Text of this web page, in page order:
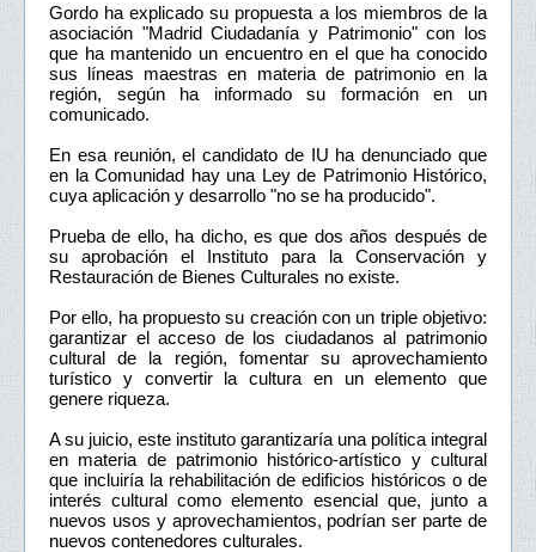
Gordo ha explicado su propuesta a los miembros de la
asociación "Madrid Ciudadanía y Patrimonio" con los
que ha mantenido un encuentro en el que ha conocido
sus líneas maestras en materia de patrimonio en la
región, según ha informado su formación en un
comunicado.
En esa reunión, el candidato de IU ha denunciado que
en la Comunidad hay una Ley de Patrimonio Histórico,
cuya aplicación y desarrollo "no se ha producido".
Prueba de ello, ha dicho, es que dos años después de
su aprobación el Instituto para la Conservación y
Restauración de Bienes Culturales no existe.
Por ello, ha propuesto su creación con un triple objetivo:
garantizar el acceso de los ciudadanos al patrimonio
cultural de la región, fomentar su aprovechamiento
turístico y convertir la cultura en un elemento que
genere riqueza.
A su juicio, este instituto garantizaría una política integral
en materia de patrimonio histórico-artístico y cultural
que incluiría la rehabilitación de edificios históricos o de
interés cultural como elemento esencial que, junto a
nuevos usos y aprovechamientos, podrían ser parte de
nuevos contenedores culturales.